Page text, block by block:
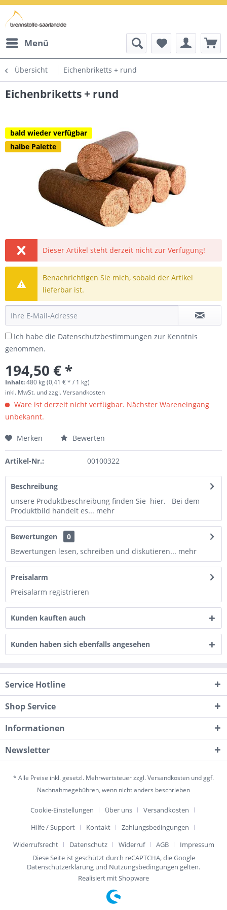
Menü
Übersicht Eichenbriketts + rund
Eichenbriketts + rund
bald wieder verfügbar
halbe Palette
Dieser Artikel steht derzeit nicht zur Verfügung!
Benachrichtigen Sie mich, sobald der Artikel
lieferbar ist.
Ich habe die Datenschutzbestimmungen zur Kenntnis
genommen.
194,50 € *
Inhalt:480 kg (0,41 € * / 1 kg)
inkl. MwSt. und zzgl. Versandkosten
Ware ist derzeit nicht verfügbar. Nächster Wareneingang
unbekannt.
Merken Bewerten
Artikel-Nr.: 00100322
Beschreibung
unsere Produktbeschreibung finden Sie hier. Bei dem
Produktbild handelt es... mehr
Bewertungen
0
Bewertungen lesen, schreiben und diskutieren... mehr
Preisalarm
Preisalarm registrieren
Kunden kauften auch
Kunden haben sich ebenfalls angesehen
Service Hotline
Shop Service
Informationen
Newsletter
* Alle Preise inkl. gesetzl. Mehrwertsteuer zzgl.Versandkosten und ggf.
Nachnahmegebühren, wenn nicht anders beschrieben
Cookie-Einstellungen Über uns
Versandkosten
Hilfe / Support
Kontakt
Zahlungsbedingungen
Widerrufsrecht
Datenschutz Widerruf AGB
Impressum
Diese Seite ist geschützt durch reCAPTCHA, die Google
Datenschutzerklärung und Nutzungsbedingungen gelten.
Realisiert mit Shopware